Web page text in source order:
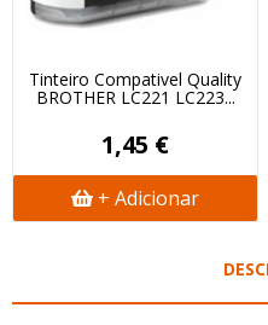
Tinteiro Compativel Quality
BROTHER LC221 LC223...
1,45 €
+ Adicionar